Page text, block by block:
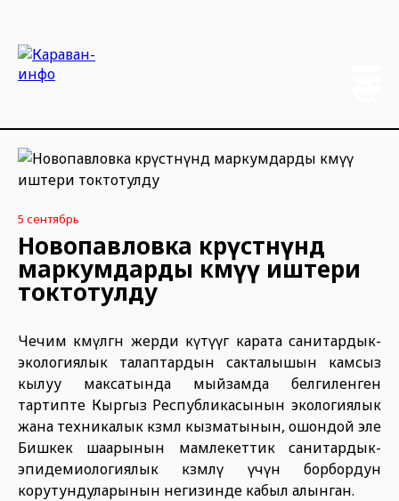
5 сентябрь
Новопавловка көрүстөнүндө
маркумдарды көмүү иштери
токтотулду
Чечим көмүлгөн жерди күтүүгө карата санитардык-
экологиялык талаптардын сакталышын камсыз
кылуу максатында мыйзамда белгиленген
тартипте Кыргыз Республикасынын экологиялык
жана техникалык көзөмөл кызматынын, ошондой эле
Бишкек шаарынын мамлекеттик санитардык-
эпидемиологиялык көзөмөлү үчүн борбордун
корутундуларынын негизинде кабыл алынган.